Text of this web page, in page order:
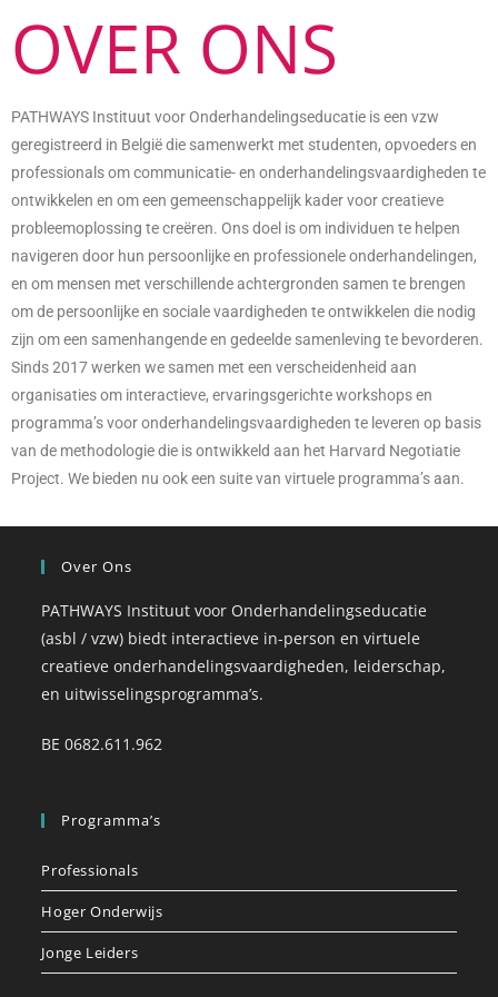
OVER ONS
PATHWAYS Instituut voor Onderhandelingseducatie is een vzw
geregistreerd in België die samenwerkt met studenten, opvoeders en
professionals om communicatie- en onderhandelingsvaardigheden te
ontwikkelen en om een gemeenschappelijk kader voor creatieve
probleemoplossing te creëren. Ons doel is om individuen te helpen
navigeren door hun persoonlijke en professionele onderhandelingen,
en om mensen met verschillende achtergronden samen te brengen
om de persoonlijke en sociale vaardigheden te ontwikkelen die nodig
zijn om een samenhangende en gedeelde samenleving te bevorderen.
Sinds 2017 werken we samen met een verscheidenheid aan
organisaties om interactieve, ervaringsgerichte workshops en
programma’s voor onderhandelingsvaardigheden te leveren op basis
van de methodologie die is ontwikkeld aan het Harvard Negotiatie
Project. We bieden nu ook een suite van virtuele programma’s aan.
Over Ons
PATHWAYS Instituut voor Onderhandelingseducatie
(asbl / vzw) biedt interactieve in-person en virtuele
creatieve onderhandelingsvaardigheden, leiderschap,
en uitwisselingsprogramma’s.
BE 0682.611.962
Programma’s
Professionals
Hoger Onderwijs
Jonge Leiders